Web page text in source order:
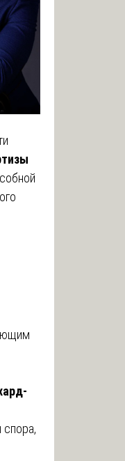
спора,